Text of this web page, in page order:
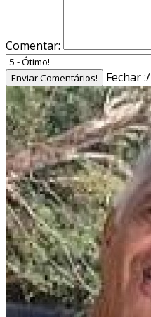
Comentar:
Enviar Comentários! Fechar :/